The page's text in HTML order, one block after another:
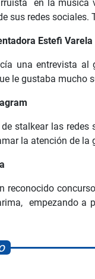
en la música
sus redes
Estefi Varela
una entrevista
le gustaba mucho
stalkear las
la atención de la
reconocido
empezando a